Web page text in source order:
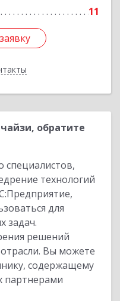
11
обратите
специалистов,
технологий
для
задач.
решений
Вы можете
содержащему
партнерами